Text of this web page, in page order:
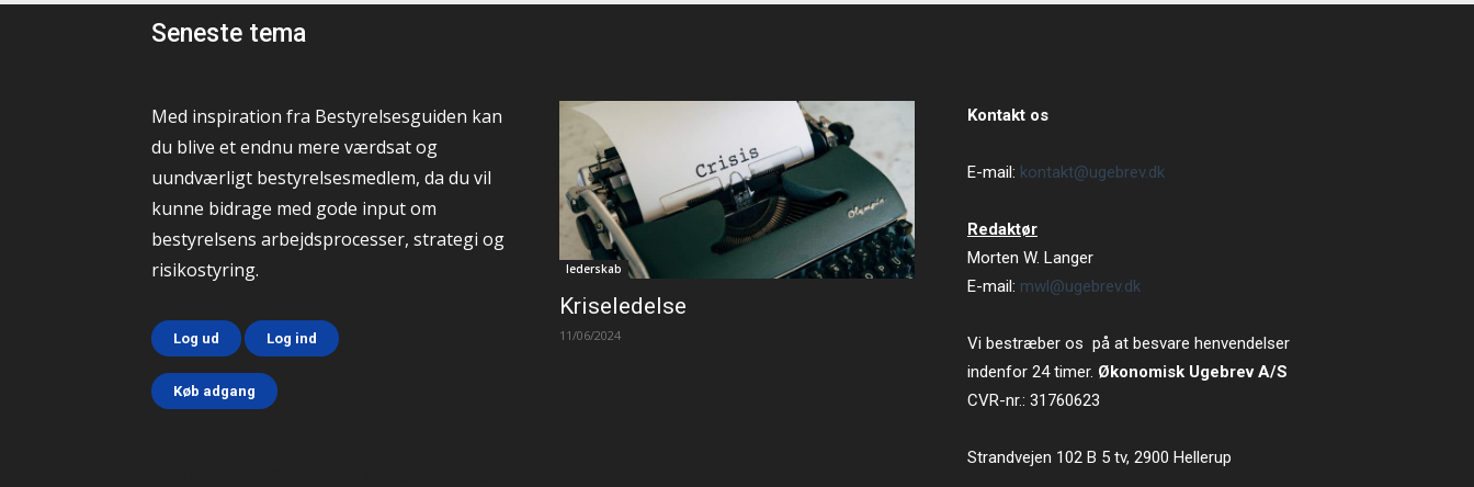
Seneste tema
Med inspiration fra Bestyrelsesguiden kan
du blive et endnu mere værdsat og
uundværligt bestyrelsesmedlem, da du vil
kunne bidrage med gode input om
bestyrelsens arbejdsprocesser, strategi og
risikostyring.
Log ud Log ind
Køb adgang
lederskab
Kriseledelse
11/06/2024
Kontakt os
E-mail: kontakt@ugebrev.dk
Redaktør
Morten W. Langer
E-mail: mwl@ugebrev.dk
Vi bestræber os på at besvare henvendelser
indenfor 24 timer. Økonomisk Ugebrev A/S
CVR-nr.: 31760623
Strandvejen 102 B 5 tv, 2900 Hellerup